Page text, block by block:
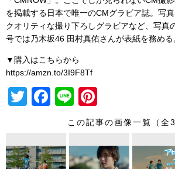
を掲載する日本で唯一のCMグラビア誌。写
クオリティな撮り下ろしグラビアなど、写真
号では乃木坂46 田村真佑さんが表紙を務める
▼購入はこちらから
https://amzn.to/3I9F8Tf
T
er
F
e
Li
n
nt
e
この記事の画像一覧（全3